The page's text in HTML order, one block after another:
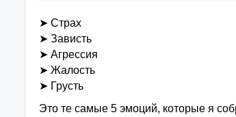
➤ Страх
➤ Зависть
➤ Агрессия
➤ Жалость
➤ Грусть
Это те самые 5 эмоций, которые я